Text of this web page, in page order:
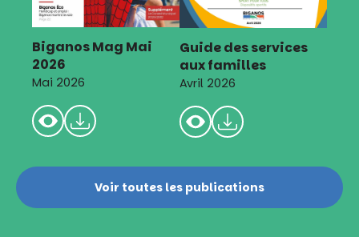
Biganos Mag Mai
2026
Mai 2026
Guide des services
aux familles
Avril 2026
Voir toutes les publications